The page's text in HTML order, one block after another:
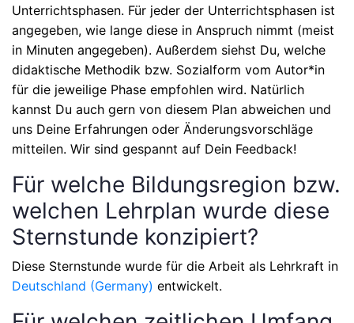
Unterrichtsphasen. Für jeder der Unterrichtsphasen ist
angegeben, wie lange diese in Anspruch nimmt (meist
in Minuten angegeben). Außerdem siehst Du, welche
didaktische Methodik bzw. Sozialform vom Autor*in
für die jeweilige Phase empfohlen wird. Natürlich
kannst Du auch gern von diesem Plan abweichen und
uns Deine Erfahrungen oder Änderungsvorschläge
mitteilen. Wir sind gespannt auf Dein Feedback!
Für welche Bildungsregion bzw.
welchen Lehrplan wurde diese
Sternstunde konzipiert?
Diese Sternstunde wurde für die Arbeit als Lehrkraft in
Deutschland (Germany) entwickelt.